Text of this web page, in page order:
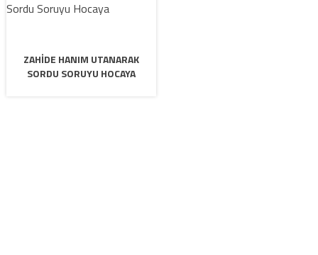
ZAHIDE HANIM UTANARAK
SORDU SORUYU HOCAYA